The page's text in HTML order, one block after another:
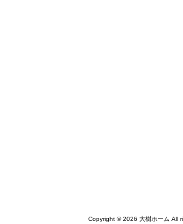
Copyright © 2026 大樹ホーム All